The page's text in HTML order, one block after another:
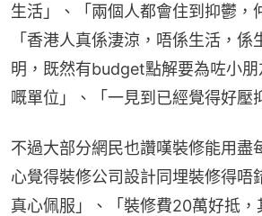
生活」、「兩個人都會住到抑鬱，
「香港人真係淒涼，唔係生活，係
明，既然有budget點解要為咗小
嘅單位」、「一見到已經覺得好壓
不過大部分網民也讚嘆裝修能用盡
心覺得裝修公司設計同埋裝修得唔
真心佩服」、「裝修費20萬好抵